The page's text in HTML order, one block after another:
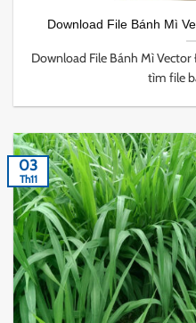
Download File Bánh Mì
Download File Bánh Mì
tìm file
03
Th11